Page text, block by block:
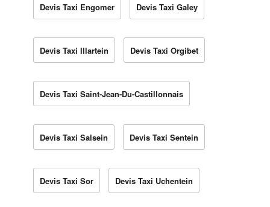
Devis Taxi Engomer Devis Taxi Galey
Devis Taxi Illartein Devis Taxi Orgibet
Devis Taxi Saint-Jean-Du-Castillonnais
Devis Taxi Salsein Devis Taxi Sentein
Devis Taxi Sor Devis Taxi Uchentein